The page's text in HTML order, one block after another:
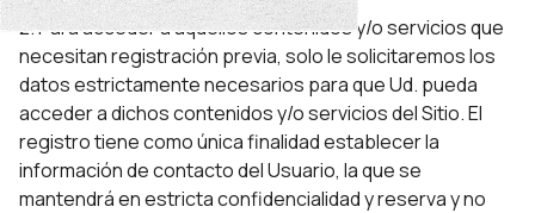
2. Para acceder a aquellos contenidos y/o servicios que
necesitan registración previa, solo le solicitaremos los
datos estrictamente necesarios para que Ud. pueda
acceder a dichos contenidos y/o servicios del Sitio. El
registro tiene como única finalidad establecer la
información de contacto del Usuario, la que se
mantendrá en estricta confidencialidad y reserva y no